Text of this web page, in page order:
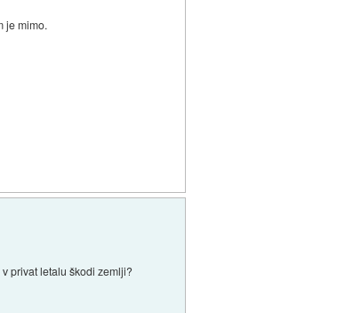
je mimo.
privat letalu škodi zemlji?